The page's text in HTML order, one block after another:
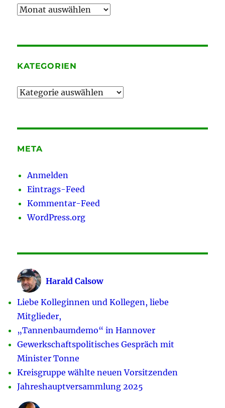
Archiv
KATEGORIEN
Kategorien
META
Anmelden
Eintrags-Feed
Kommentar-Feed
WordPress.org
Harald Calsow
Liebe Kolleginnen und Kollegen, liebe
Mitglieder,
„Tannenbaumdemo“ in Hannover
Gewerkschaftspolitisches Gespräch mit
Minister Tonne
Kreisgruppe wählte neuen Vorsitzenden
Jahreshauptversammlung 2025